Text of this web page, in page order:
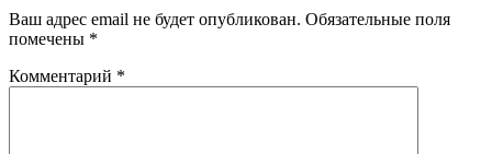
Ваш адрес email не будет опубликован. Обязательные поля
помечены *
Комментарий *